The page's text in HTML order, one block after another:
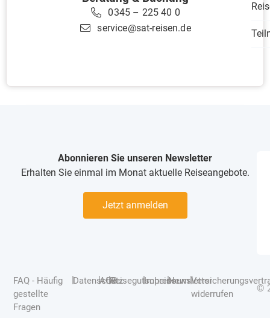
0345 – 225 40 0
service@sat-reisen.de
Abonnieren Sie unseren Newsletter
Erhalten Sie einmal im Monat aktuelle Reiseangebote.
Jetzt anmelden
FAQ - Häufig
gestellte
Fragen
|Datenschutz
|AGB
|Reisegutscheine
|Impressum
|Newsletter
|
widerrufen
©